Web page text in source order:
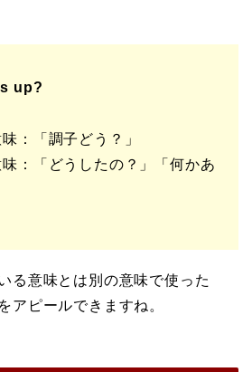
up?
：「調子どう？」
：「どうしたの？」「何かあ
る意味とは別の意味で使った
アピールできますね。